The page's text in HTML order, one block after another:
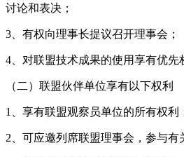
讨论和表决；
3、有权向理事长提议召开理事会；
4、对联盟技术成果的使用享有优先
（二）联盟伙伴单位享有以下权利
1、享有联盟观察员单位的所有权利
2、可应邀列席联盟理事会，参与有